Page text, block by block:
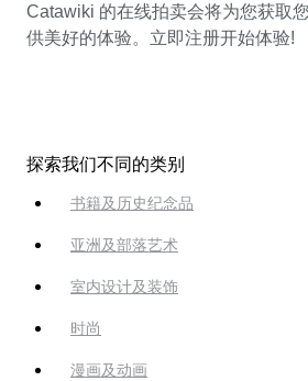
Catawiki 的在线拍卖会将为您获取
供美好的体验。立即注册开始体验!
探索我们不同的类别
书籍及历史纪念品
亚洲及部落艺术
室内设计及装饰
时尚
漫画及动画